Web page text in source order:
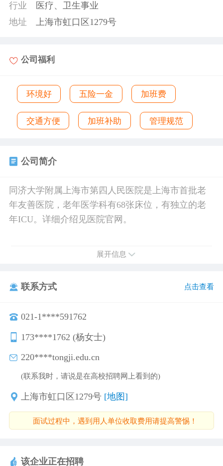
行业
医疗、卫生事业
地址
上海市虹口区1279号
公司福利
环境好 五险一金 加班费
交通方便 加班补助 管理规范
公司简介
同济大学附属上海市第四人民医院是上海市首批老
年友善医院，老年医学科有68张床位，有独立的老
年ICU。详细介绍见医院官网。
展开信息
联系方式 点击查看
021-1****591762
173****1762 (杨女士)
220****tongji.edu.cn
(联系我时，请说是在高校招聘网上看到的)
上海市虹口区1279号 [地图]
面试过程中，遇到用人单位收取费用请提高警惕！
该企业正在招聘